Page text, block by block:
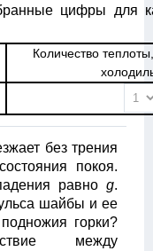
цифры для
Количество
без трения
покоя.
равно g.
шайбы и ее
горки?
между